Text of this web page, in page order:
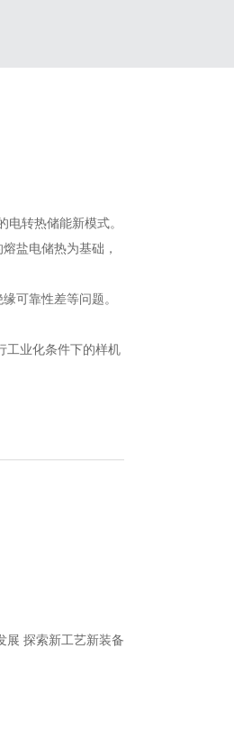
转热储能新模式。
盐电储热为基础，
可靠性差等问题。
工业化条件下的样机
展 探索新工艺新装备